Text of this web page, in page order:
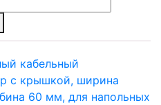
кабельный
с крышкой, ширина
60 мм, для напольных